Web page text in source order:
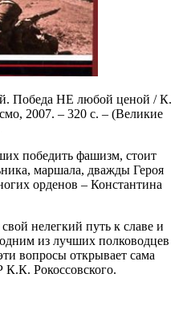
Победа НЕ любой ценой / К.
2007. – 320 с. – (Великие
победить фашизм, стоит
маршала, дважды Героя
орденов – Константина
нелегкий путь к славе и
из лучших полководцев
вопросы открывает сама
Рокоссовского.